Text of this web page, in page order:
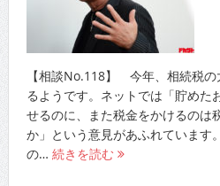
【相談No.118】 今年、相続税の
るようです。ネットでは「貯め
せるのに、また税金をかけるのは
か」という意見があふれています
の… 続きを読む